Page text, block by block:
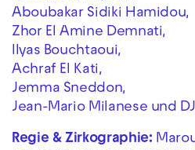
Aboubakar Sidiki Hamidou,
Zhor El Amine Demnati,
Ilyas Bouchtaoui,
Achraf El Kati,
Jemma Sneddon,
Jean-Mario Milanese und
Regie & Zirkographie: